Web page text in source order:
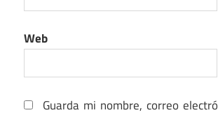
Web
Guarda mi nombre, correo